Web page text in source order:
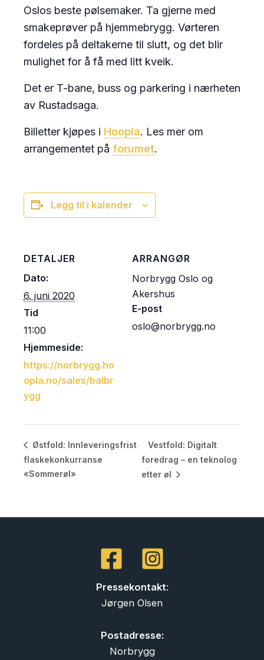
Oslos beste pølsemaker. Ta gjerne med
smakeprøver på hjemmebrygg. Vørteren
fordeles på deltakerne til slutt, og det blir
mulighet for å få med litt kveik.
Det er T-bane, buss og parkering i nærheten
av Rustadsaga.
Billetter kjøpes i Hoopla. Les mer om
arrangementet på forumet.
Legg til i kalender
DETALJER
Dato:
6. juni 2020
Tid
11:00
Hjemmeside:
https://norbrygg.ho
opla.no/sales/balbr
ygg
ARRANGØR
Norbrygg Oslo og
Akershus
E-post
oslo@norbrygg.no
Østfold: Innleveringsfrist
flaskekonkurranse
«Sommerøl»
Vestfold: Digitalt
foredrag – en teknolog
etter øl
Pressekontakt:
Jørgen Olsen
Postadresse:
Norbrygg